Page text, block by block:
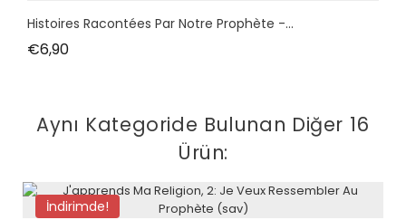
Histoires Racontées Par Notre Prophète -...
€6,90Fiyat
Aynı Kategoride Bulunan Diğer 16
Ürün:
İndirimde!